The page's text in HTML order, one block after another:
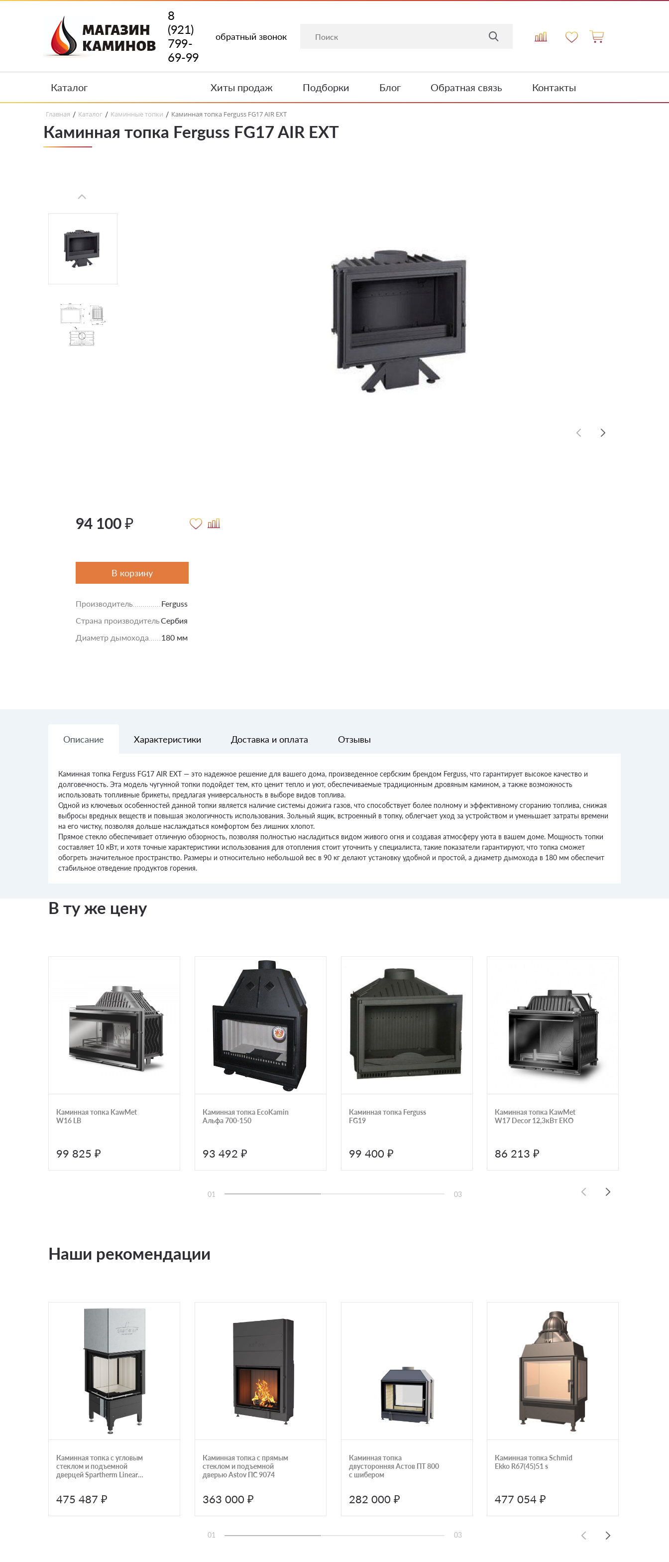
8
(921)
799-
69-99
обратный звонок
Каталог Хиты продаж Подборки Блог Обратная связь Контакты
Главная / Каталог / Каминные топки / Каминная топка Ferguss FG17 AIR EXT
Каминная топка Ferguss FG17 AIR EXT
94 100 ₽
В корзину
Производитель
Ferguss
Страна производительСербия
Диаметр дымохода
180 мм
Описание Характеристики Доставка и оплата Отзывы
Каминная топка Ferguss FG17 AIR EXT — это надежное решение для вашего дома, произведенное сербским брендом Ferguss, что гарантирует высокое качество и
долговечность. Эта модель чугунной топки подойдет тем, кто ценит тепло и уют, обеспечиваемые традиционным дровяным камином, а также возможность
использовать топливные брикеты, предлагая универсальность в выборе видов топлива.
Одной из ключевых особенностей данной топки является наличие системы дожига газов, что способствует более полному и эффективному сгоранию топлива, снижая
выбросы вредных веществ и повышая экологичность использования. Зольный ящик, встроенный в топку, облегчает уход за устройством и уменьшает затраты времени
на его чистку, позволяя дольше наслаждаться комфортом без лишних хлопот.
Прямое стекло обеспечивает отличную обзорность, позволяя полностью насладиться видом живого огня и создавая атмосферу уюта в вашем доме. Мощность топки
составляет 10 кВт, и хотя точные характеристики использования для отопления стоит уточнить у специалиста, такие показатели гарантируют, что топка сможет
обогреть значительное пространство. Размеры и относительно небольшой вес в 90 кг делают установку удобной и простой, а диаметр дымохода в 180 мм обеспечит
стабильное отведение продуктов горения.
В ту же цену
Каминная топка KawMet
W16 LB
99 825 ₽
Каминная топка EcoKamin
Альфа 700-150
93 492 ₽
Каминная топка Ferguss
FG19
99 400 ₽
Каминная топка KawMet
W17 Decor 12,3кВт ЕКО
86 213 ₽
01 03
Наши рекомендации
Каминная топка с угловым
стеклом и подъемной
дверцей Spartherm Linear
475 487 ₽
Каминная топка с прямым
стеклом и подъемной
дверью Astov ПС 9074
363 000 ₽
Каминная топка
двусторонняя Астов ПТ 800
с шибером
282 000 ₽
Каминная топка Schmid
Ekko R67(45)51 s
477 054 ₽
01 03